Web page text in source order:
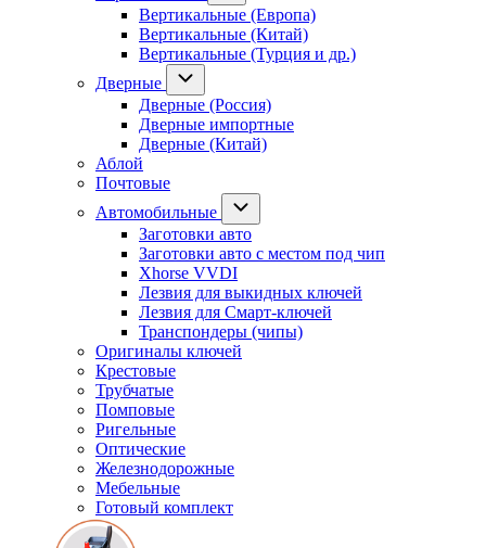
Вертикальные (Европа)
Вертикальные (Китай)
Вертикальные (Турция и др.)
Дверные
Дверные (Россия)
Дверные импортные
Дверные (Китай)
Аблой
Почтовые
Автомобильные
Заготовки авто
Заготовки авто с местом под чип
Xhorse VVDI
Лезвия для выкидных ключей
Лезвия для Смарт-ключей
Транспондеры (чипы)
Оригиналы ключей
Крестовые
Трубчатые
Помповые
Ригельные
Оптические
Железнодорожные
Мебельные
Готовый комплект